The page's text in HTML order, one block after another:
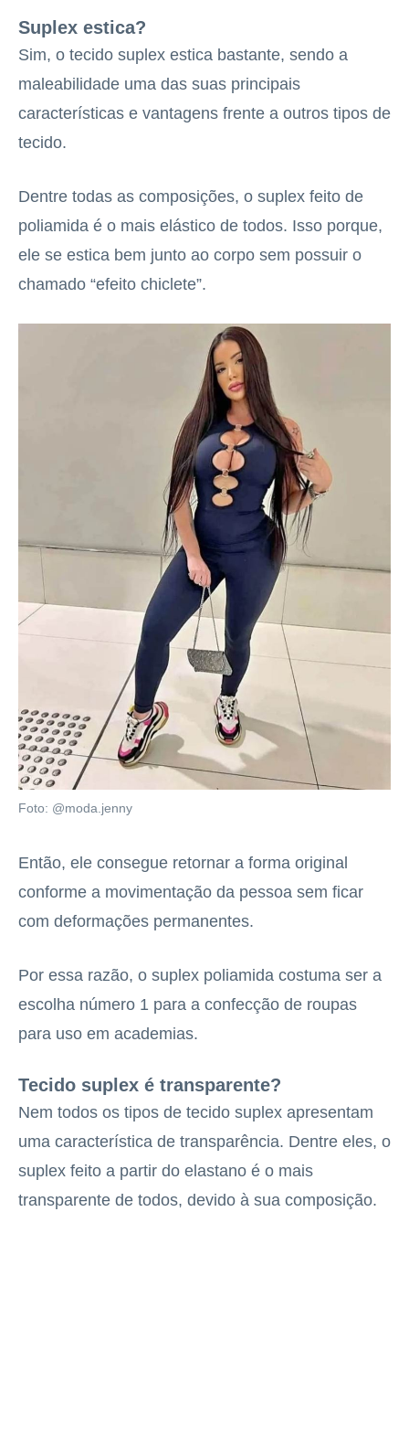
Suplex estica?
Sim, o tecido suplex estica bastante, sendo a
maleabilidade uma das suas principais
características e vantagens frente a outros tipos de
tecido.
Dentre todas as composições, o suplex feito de
poliamida é o mais elástico de todos. Isso porque,
ele se estica bem junto ao corpo sem possuir o
chamado “efeito chiclete”.
Foto: @moda.jenny
Então, ele consegue retornar a forma original
conforme a movimentação da pessoa sem ficar
com deformações permanentes.
Por essa razão, o suplex poliamida costuma ser a
escolha número 1 para a confecção de roupas
para uso em academias.
Tecido suplex é transparente?
Nem todos os tipos de tecido suplex apresentam
uma característica de transparência. Dentre eles, o
suplex feito a partir do elastano é o mais
transparente de todos, devido à sua composição.